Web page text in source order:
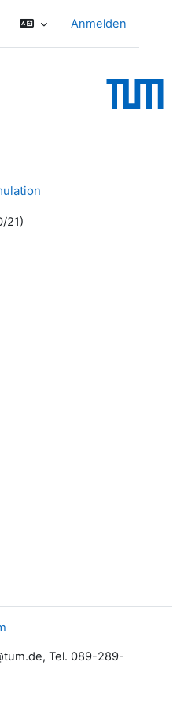
Anmelden
21)
Tel. 089-289-